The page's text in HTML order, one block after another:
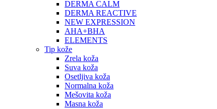
DERMA CALM
DERMA REACTIVE
NEW EXPRESSION
AHA+BHA
ELEMENTS
Tip kože
Zrela koža
Suva koža
Osetljiva koža
Normalna koža
Mešovita koža
Masna koža